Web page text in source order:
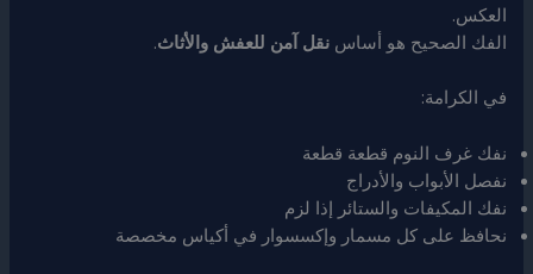
العكس.
الفك الصحيح هو أساسنقل آمن للعفش والأثاث.
في الكرامة:
نفك غرف النوم قطعة قطعة
نفصل الأبواب والأدراج
نفك المكيفات والستائر إذا لزم
نحافظ على كل مسمار وإكسسوار في أكياس مخصصة